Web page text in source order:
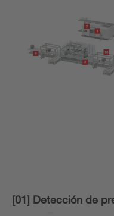
[01] Detección de